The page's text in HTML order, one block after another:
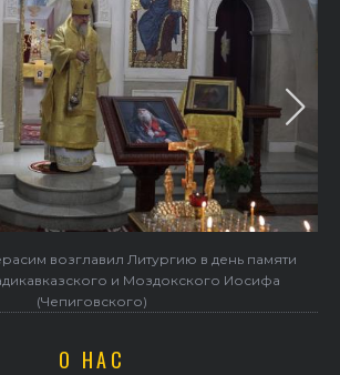
возглавил Литургию в день памяти
и Моздокского Иосифа
(Чепиговского)
О НАС